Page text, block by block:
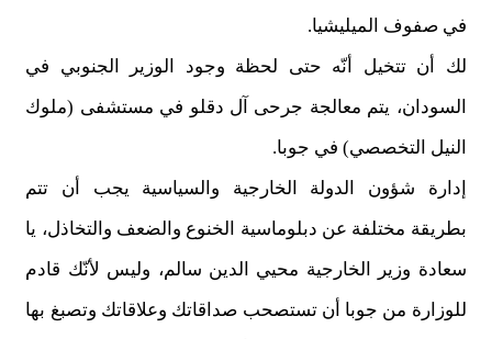
في صفوف الميليشيا.
لك أن تتخيل أنّه حتى لحظة وجود الوزير الجنوبي في
السودان، يتم معالجة جرحى آل دقلو في مستشفى (ملوك
النيل التخصصي) في جوبا.
إدارة شؤون الدولة الخارجية والسياسية يجب أن تتم
بطريقة مختلفة عن دبلوماسية الخنوع والضعف والتخاذل، يا
سعادة وزير الخارجية محيي الدين سالم، وليس لأنّك قادم
للوزارة من جوبا أن تستصحب صداقاتك وعلاقاتك وتصبغ بها